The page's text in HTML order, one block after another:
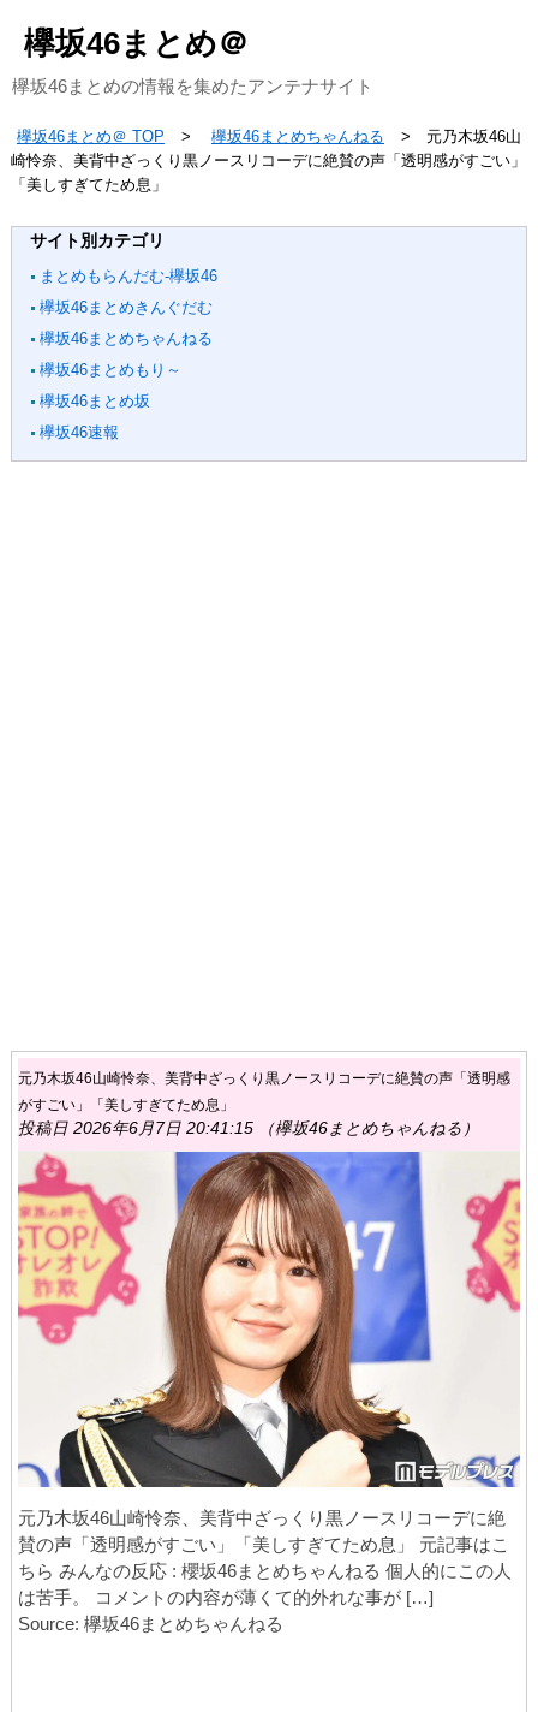
欅坂46まとめ＠
欅坂46まとめの情報を集めたアンテナサイト
欅坂46まとめ＠ TOP 欅坂46まとめちゃんねる
元乃木坂46山
崎怜奈、美背中ざっくり黒ノースリコーデに絶賛の声「透明感がすごい」
「美しすぎてため息」
サイト別カテゴリ
まとめもらんだむ-欅坂46
欅坂46まとめきんぐだむ
欅坂46まとめちゃんねる
欅坂46まとめもり～
欅坂46まとめ坂
欅坂46速報
元乃木坂46山崎怜奈、美背中ざっくり黒ノースリコーデに絶賛の声「透明感
がすごい」「美しすぎてため息」
投稿日 2026年6月7日 20:41:15 （欅坂46まとめちゃんねる）
元乃木坂46山崎怜奈、美背中ざっくり黒ノースリコーデに絶
賛の声「透明感がすごい」「美しすぎてため息」 元記事はこ
ちら みんなの反応 : 櫻坂46まとめちゃんねる 個人的にこの人
は苦手。 コメントの内容が薄くて的外れな事が […]
Source: 欅坂46まとめちゃんねる